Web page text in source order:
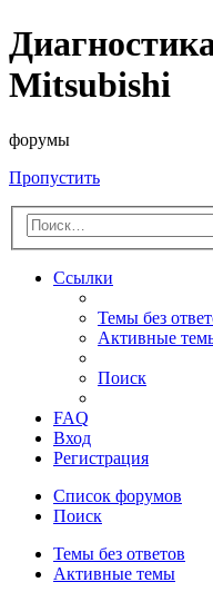
Mitsubishi
форумы
Пропустить
Ссылки
Темы без
Активные
Поиск
FAQ
Вход
Регистрация
Список форумов
Поиск
Темы без ответов
Активные темы